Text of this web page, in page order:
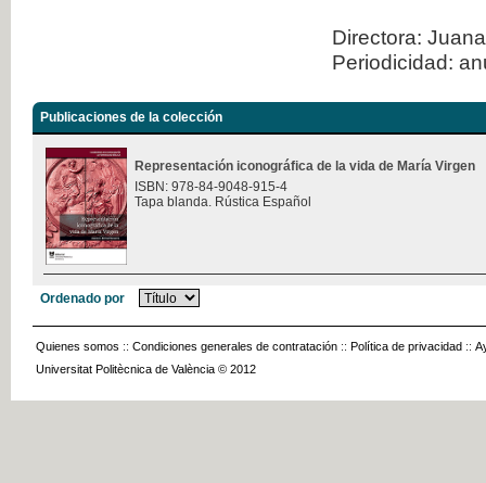
Directora:
Periodicidad:
Publicaciones de la colección
Representación iconográfica de la vida de María Virgen
ISBN: 978-84-9048-915-4
Tapa blanda. Rústica Español
Ordenado por
Quienes somos :: Condiciones generales de contratación :: Política de privacidad ::
Universitat Politècnica de València © 2012